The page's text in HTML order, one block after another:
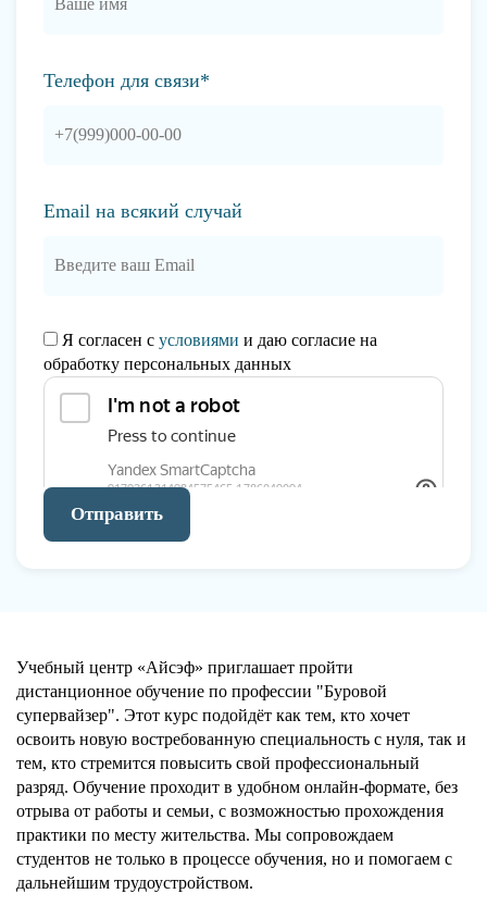
Телефон для связи*
Email на всякий случай
Я согласен с условиями и даю согласие на
обработку персональных данных
Отправить
Учебный центр «Айсэф» приглашает пройти
дистанционное обучение по профессии "Буровой
супервайзер". Этот курс подойдёт как тем, кто хочет
освоить новую востребованную специальность с нуля, так и
тем, кто стремится повысить свой профессиональный
разряд. Обучение проходит в удобном онлайн-формате, без
отрыва от работы и семьи, с возможностью прохождения
практики по месту жительства. Мы сопровождаем
студентов не только в процессе обучения, но и помогаем с
дальнейшим трудоустройством.